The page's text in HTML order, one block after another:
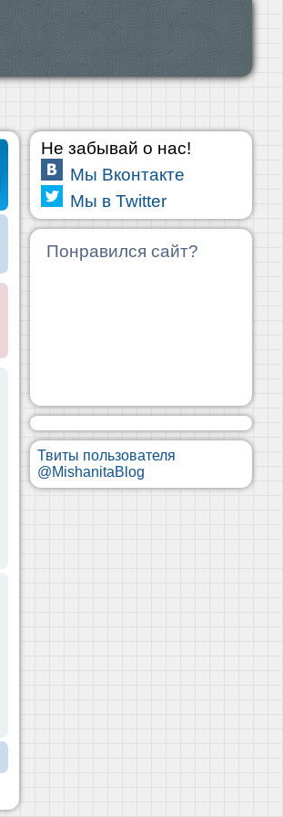
Не забывай о нас!
Мы Вконтакте
Мы в Twitter
Понравился сайт?
Твиты пользователя
@MishanitaBlog